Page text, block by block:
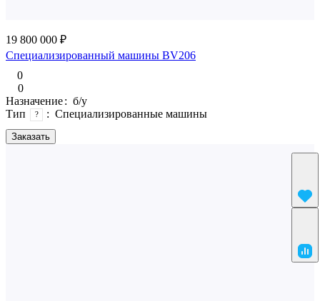
19 800 000 ₽
Специализированный машины BV206
0
0
Заказать
Назначение: б/у
Тип
? : Специализированные машины